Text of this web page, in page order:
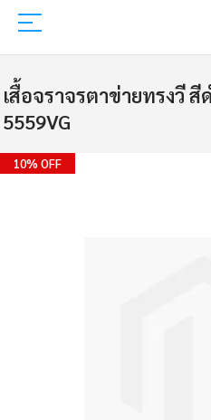
เสื้อจราจรตาข่ายทรงวี สี
5559VG
Skip
to
10% OFF